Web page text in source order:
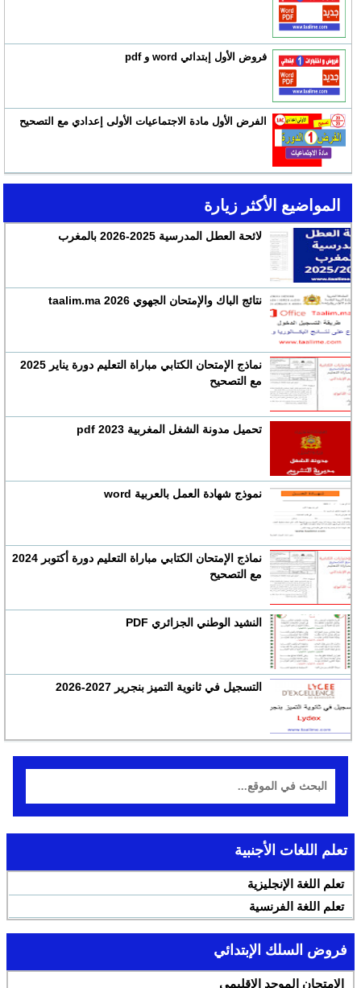
فروض الأول إبتدائي word و pdf
الفرض الأول مادة الاجتماعيات الأولى إعدادي مع التصحيح
المواضيع الأكثر زيارة
لائحة العطل المدرسية 2025-2026 بالمغرب
نتائج الباك والإمتحان الجهوي 2026 taalim.ma
نماذج الإمتحان الكتابي مباراة التعليم دورة يناير 2025
مع التصحيح
تحميل مدونة الشغل المغربية 2023 pdf
نموذج شهادة العمل بالعربية word
نماذج الإمتحان الكتابي مباراة التعليم دورة أكتوبر 2024
مع التصحيح
النشيد الوطني الجزائري PDF
التسجيل في ثانوية التميز بنجرير 2027-2026
تعلم اللغات الأجنبية
تعلم اللغة الإنجليزية
تعلم اللغة الفرنسية
فروض السلك الإبتدائي
الإمتحان الموحد الإقليمي